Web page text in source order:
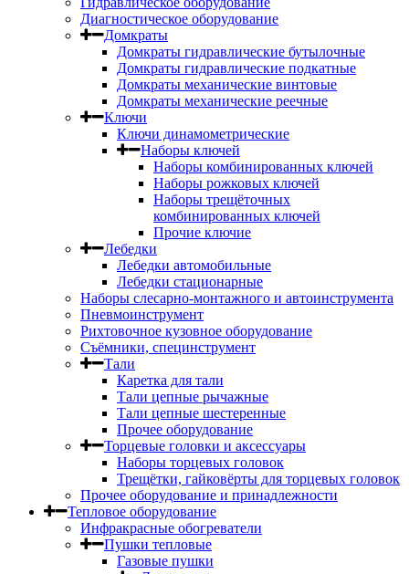
Диагностическое оборудование
Домкраты
Домкраты гидравлические бутылочные
Домкраты гидравлические подкатные
Домкраты механические винтовые
Домкраты механические реечные
Ключи
Ключи динамометрические
Наборы ключей
Наборы комбинированных ключей
Наборы рожковых ключей
Наборы трещёточных
комбинированных ключей
Прочие ключие
Лебедки
Лебедки автомобильные
Лебедки стационарные
Наборы слесарно-монтажного и автоинструмента
Пневмоинструмент
Рихтовочное кузовное оборудование
Съёмники, специнструмент
Тали
Каретка для тали
Тали цепные рычажные
Тали цепные шестеренные
Прочее оборудование
Торцевые головки и аксессуары
Наборы торцевых головок
Трещётки, гайковёрты для торцевых головок
Прочее оборудование и принадлежности
Тепловое оборудование
Инфракрасные обогреватели
Пушки тепловые
Газовые пушки